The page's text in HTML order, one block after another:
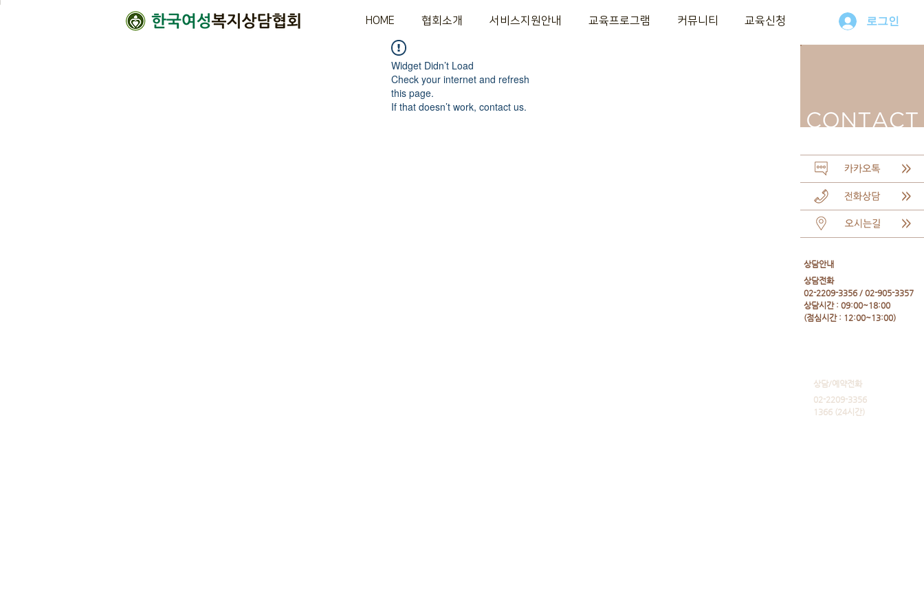
​상담안내
​상담전화
02-2209-3356 / 02-905-3357
상담시간 : 09:00~18:00
​(점심시간 : 12:00~13:00)
​상담/예약전화
02-2209-3356
1366 (24시간)
HOME 협회소개 서비스지원안내 교육프로그램 커뮤니티 교육신청 로그인
Widget Didn’t Load
Check your internet and refresh
this page.
If that doesn’t work, contact us.